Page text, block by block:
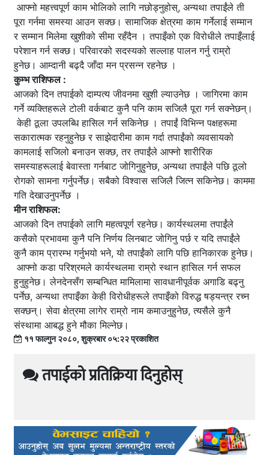
आफ्नो महत्त्वपूर्ण काम भोलिको लागि नछोड्नुहोस्, अन्यथा तपाईंले ती
पूरा गर्नमा समस्या आउन सक्छ। सामाजिक क्षेत्रमा काम गर्नेलाई सम्मान
र सम्मान मिलेमा खुशीको सीमा रहँदैन । तपाइँको एक विरोधीले तपाइँलाई
परेशान गर्न सक्छ। परिवारको सदस्यको सल्लाह पालन गर्नु राम्रो
हुनेछ। आम्दानी बढ्दै जाँदा मन प्रसन्न रहनेछ ।
कुम्भ राशिफल :
आजको दिन तपाईको दाम्पत्य जीवनमा खुशी ल्याउनेछ । जागिरमा काम
गर्ने व्यक्तिहरूले टोली वर्कबाट कुनै पनि काम सजिलै पूरा गर्न सक्नेछन्।
केही ठूला उपलब्धि हासिल गर्न सकिनेछ । तपाईं विभिन्न पक्षहरूमा
सकारात्मक रहनुहुनेछ र साझेदारीमा काम गर्दा तपाईंको व्यवसायको
कामलाई सजिलो बनाउन सक्छ, तर तपाईंले आफ्नो शारीरिक
समस्याहरूलाई बेवास्ता गर्नबाट जोगिनुहुनेछ, अन्यथा तपाईंले पछि ठूलो
रोगको सामना गर्नुपर्नेछ। सबैको विश्वास सजिलै जित्न सकिनेछ। काममा
गति देखाउनुपर्नेछ ।
मीन राशिफल:
आजको दिन तपाईको लागि महत्वपूर्ण रहनेछ। कार्यस्थलमा तपाईंले
कसैको प्रभावमा कुनै पनि निर्णय लिनबाट जोगिनु पर्छ र यदि तपाईंले
कुनै काम प्रारम्भ गर्नुभयो भने, यो तपाईंको लागि पछि हानिकारक हुनेछ।
आफ्नो कडा परिश्रमले कार्यस्थलमा राम्रो स्थान हासिल गर्न सफल
हुनुहुनेछ। लेनदेनसँग सम्बन्धित मामिलामा सावधानीपूर्वक अगाडि बढ्नु
पर्नेछ, अन्यथा तपाइँका केही विरोधीहरूले तपाइँको विरुद्ध षड्यन्त्र रच्न
सक्छन्। सेवा क्षेत्रमा लागेर राम्रो नाम कमाउनुहुनेछ, त्यसैले कुनै
संस्थामा आबद्ध हुने मौका मिल्नेछ।
११ फाल्गुन २०८०, शुक्रबार ०५:२२ प्रकाशित
तपाईको प्रतिक्रिया दिनुहोस्